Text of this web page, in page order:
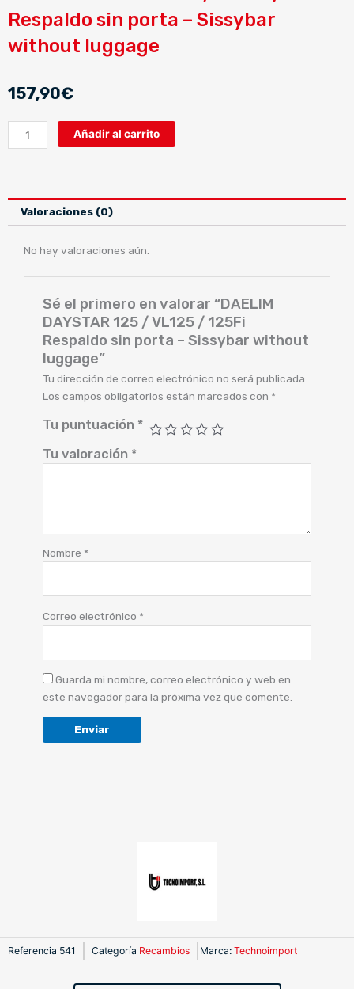
Respaldo sin porta – Sissybar
without luggage
157,90€
DAELIM
DAYSTAR
VL125
Respaldo
Sissybar
without
luggage
cantidad
Añadir al carrito
Valoraciones (0)
No hay valoraciones aún.
Sé el primero en valorar “DAELIM
DAYSTAR 125 / VL125 / 125Fi
Respaldo sin porta – Sissybar without
luggage”
Tu dirección de correo electrónico no será publicada.
Los campos obligatorios están marcados con *
Tu puntuación *
Tu valoración *
Nombre *
Correo electrónico *
Guarda mi nombre, correo electrónico y web en
este navegador para la próxima vez que comente.
Referencia 541 Categoría Recambios Marca: Technoimport